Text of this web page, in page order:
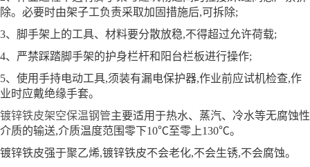
除。必要时由架子工负责采取加固措施后,可拆除;
3、脚手架上的工具、材料要分散放稳,不得超过允许荷载;
4、严禁踩踏脚手架的护身栏杆和阳台栏板进行操作;
5、使用手持电动工具,须装有漏电保护器,作业前应试机检查,作
业时应戴绝缘手套。
镀锌铁皮架空保温钢管主要适用于热水、蒸汽、冷水等无腐蚀性
介质的输送,介质温度范围零下10℃至零上130℃。
镀锌铁皮强于聚乙烯,镀锌铁皮不会老化,不会生锈,不会腐蚀。